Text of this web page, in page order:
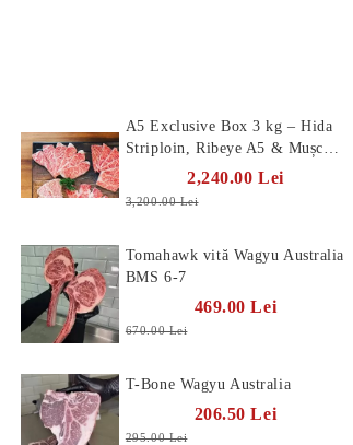
A5 Exclusive Box 3 kg – Hida
Striploin, Ribeye A5 & Mușchi
2,240.00 Lei
3,200.00 Lei
Tomahawk vită Wagyu Australia
BMS 6-7
469.00 Lei
670.00 Lei
T-Bone Wagyu Australia
206.50 Lei
295.00 Lei